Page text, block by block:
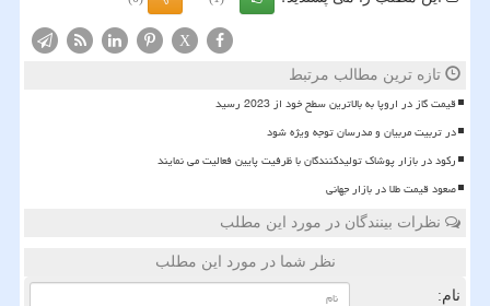
X
تازه ترین مطالب مرتبط
قیمت گاز در اروپا به بالاترین سطح خود از 2023 رسید
در تربیت مربیان و مدرسان توجه ویژه شود
رکود در بازار پوشاک تولیدکنندگان با ظرفیت پایین فعالیت می نمایند
صعود قیمت طلا در بازار جهانی
نظرات بینندگان در مورد این مطلب
نظر شما در مورد این مطلب
نام: